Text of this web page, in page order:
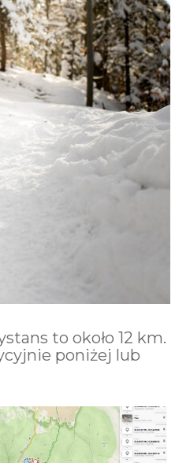
to około 12 km.
poniżej lub